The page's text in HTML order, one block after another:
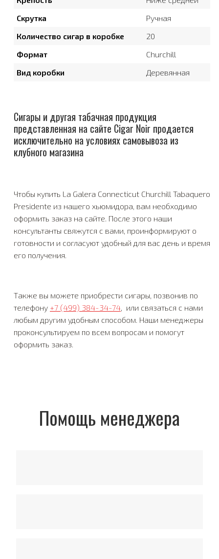
Скрутка
Ручная
Количество сигар в коробке
20
Формат
Churchill
Вид коробки
Деревянная
Сигары и другая табачная продукция
представленная на сайте Cigar Noir продается
исключительно на условиях самовывоза из
клубного магазина
Чтобы купить La Galera Connecticut Churchill Tabaquero
Presidente из нашего хьюмидора, вам необходимо
оформить заказ на сайте. После этого наши
консультанты свяжутся с вами, проинформируют о
готовности и согласуют удобный для вас день и время
его получения.
Также вы можете приобрести сигары, позвонив по
телефону +7 (499) 384-34-74, или связаться с нами
любым другим удобным способом. Наши менеджеры
проконсультируем по всем вопросам и помогут
оформить заказ.
Помощь менеджера